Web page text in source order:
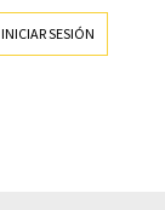
INICIAR SESIÓN